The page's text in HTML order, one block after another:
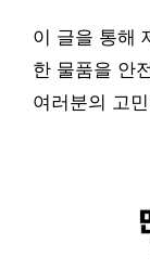
이 글을 통해
한 물품을 안
여러분의 고